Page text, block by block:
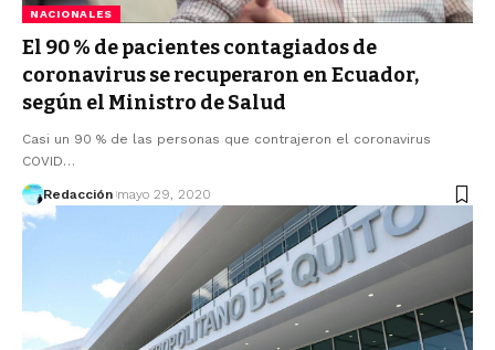
NACIONALES
El 90 % de pacientes contagiados de
coronavirus se recuperaron en Ecuador,
según el Ministro de Salud
Casi un 90 % de las personas que contrajeron el coronavirus
COVID…
Redacción mayo 29, 2020